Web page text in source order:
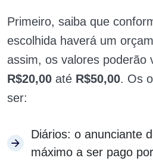
Primeiro, saiba que
escolhida haverá um
assim, os valores poderão
R$20,00 até R$50,00. Os
ser:
Diários: o anunciante
máximo a ser pago